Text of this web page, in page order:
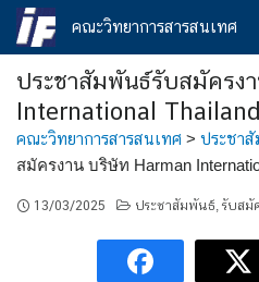
Skip
คณะวิทยาการสารสนเทศ
ประชาสัมพันธ์รับสมัครง
International Thailand
คณะวิทยาการสารสนเทศ > ประชา
สมัครงาน บริษัท Harman
13/03/2025 ประชาสัมพันธ์, รับสมั